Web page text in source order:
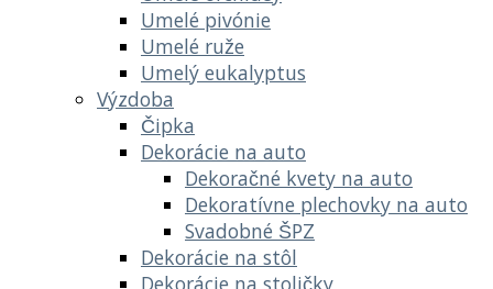
Umelé pivónie
Umelé ruže
Umelý eukalyptus
Výzdoba
Čipka
Dekorácie na auto
Dekoračné kvety na auto
Dekoratívne plechovky na auto
Svadobné ŠPZ
Dekorácie na stôl
Dekorácie na stoličky